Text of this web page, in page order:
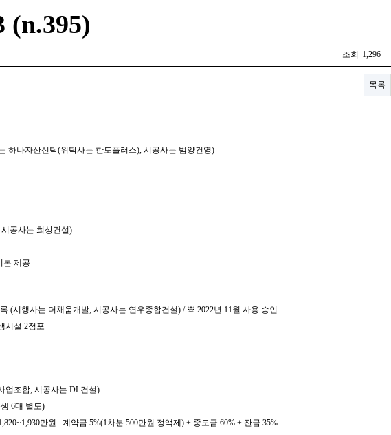
(n.395)
조회 1,296
목록
하나자산신탁(위탁사는 한토플러스), 시공사는 범양건영)
공사는 희상건설)
본 제공
(시행사는 더채움개발, 시공사는 연우종합건설) / ※ 2022년 11월 사용 승인
시설 2점포
업조합, 시공사는 DL건설)
6대 별도)
만원.. 계약금 5%(1차분 500만원 정액제) + 중도금 60% + 잔금 35%